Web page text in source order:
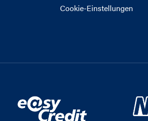
Cookie-Einstellungen